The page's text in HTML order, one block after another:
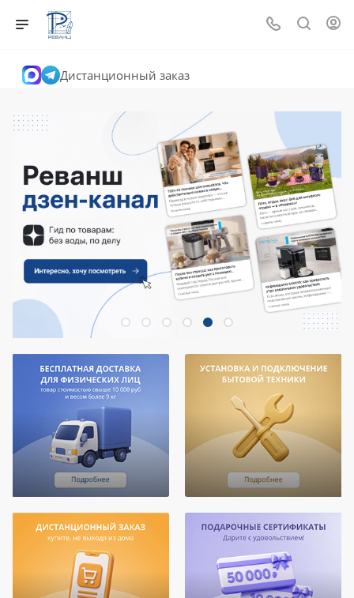
Дистанционный заказ